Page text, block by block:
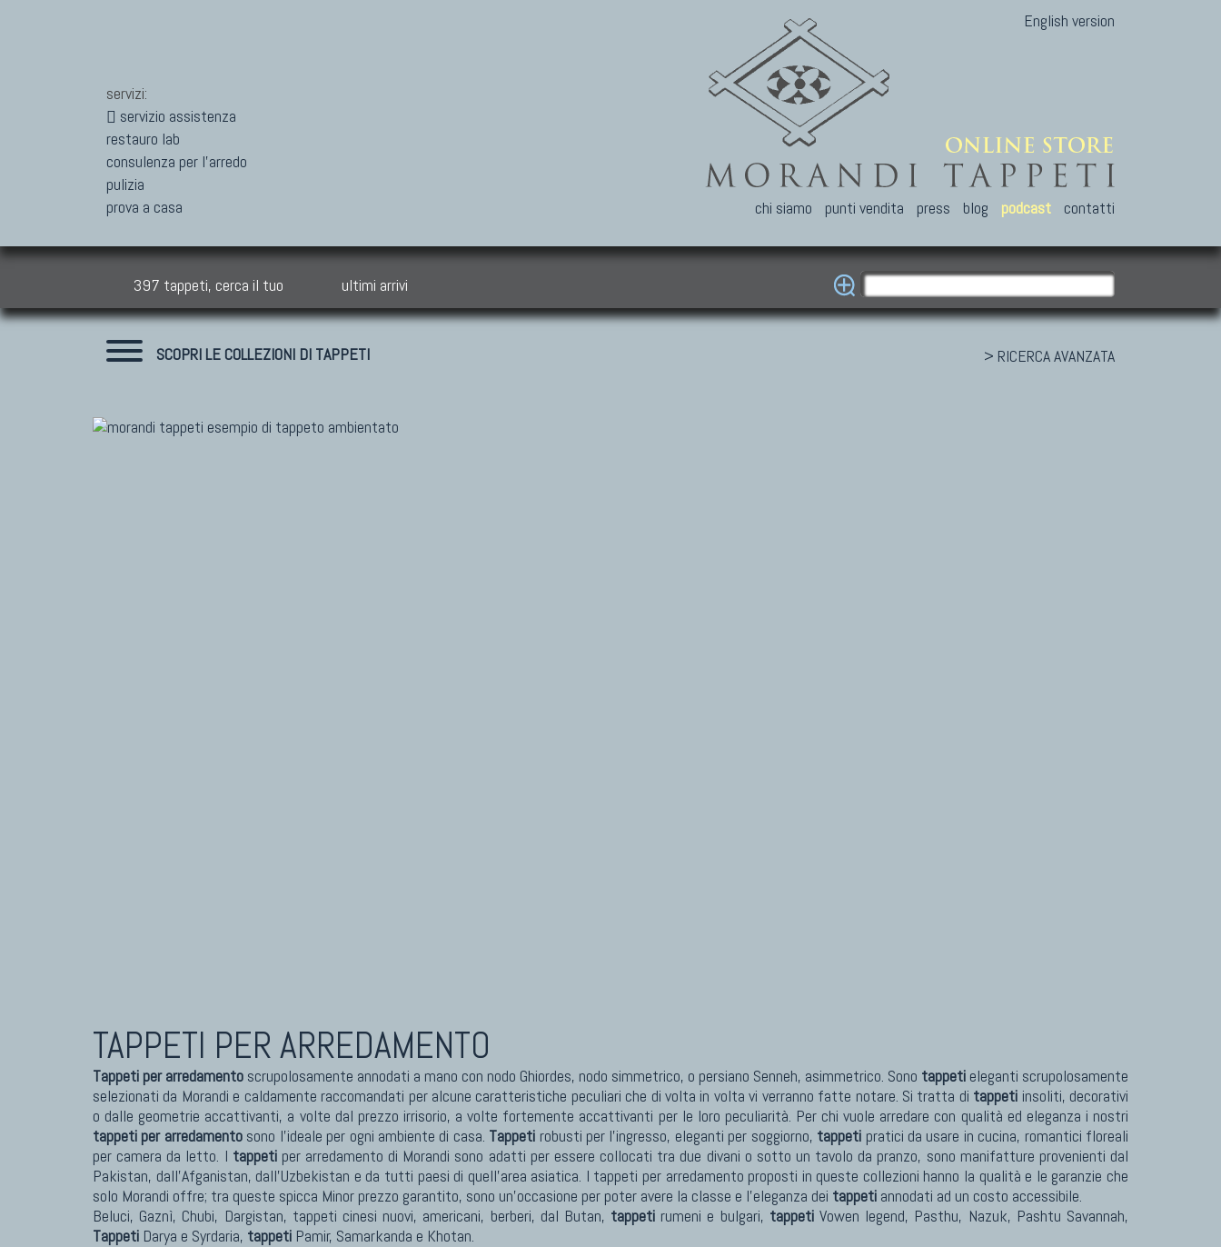
servizi:
servizio assistenza
restauro lab
consulenza per l'arredo
pulizia
prova a casa
English version
chi siamo punti vendita press blog podcast contatti
397 tappeti, cerca il tuo ultimi arrivi
SCOPRI LE COLLEZIONI DI TAPPETI > RICERCA AVANZATA
TAPPETI PER ARREDAMENTO
Tappeti per arredamento scrupolosamente annodati a mano con nodo Ghiordes, nodo simmetrico, o persiano Senneh, asimmetrico. Sono tappeti eleganti scrupolosamente
selezionati da Morandi e caldamente raccomandati per alcune caratteristiche peculiari che di volta in volta vi verranno fatte notare. Si tratta di tappeti insoliti, decorativi
o dalle geometrie accattivanti, a volte dal prezzo irrisorio, a volte fortemente accattivanti per le loro peculiarità. Per chi vuole arredare con qualità ed eleganza i nostri
tappeti per arredamentosono l'ideale per ogni ambiente di casa. Tappeti robusti per l'ingresso, eleganti per soggiorno, tappeti pratici da usare in cucina, romantici floreali
per camera da letto. I tappetiper arredamento di Morandi sono adatti per essere collocati tra due divani o sotto un tavolo da pranzo, sono manifatture provenienti dal
Pakistan, dall'Afganistan, dall'Uzbekistan e da tutti paesi di quell'area asiatica. I tappeti per arredamento proposti in queste collezioni hanno la qualità e le garanzie che
solo Morandi offre; tra queste spicca Minor prezzo garantito, sono un'occasione per poter avere la classe e l'eleganza dei tappeti annodati ad un costo accessibile.
Beluci, Gaznì, Chubi, Dargistan, tappeti cinesi nuovi, americani, berberi, dal Butan, tappeti rumeni e bulgari, tappetiVowen legend, Pasthu, Nazuk, Pashtu Savannah,
Tappeti Darya e Syrdaria, tappeti Pamir, Samarkanda e Khotan.